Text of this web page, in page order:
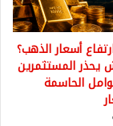
أسعار الذهب؟
يحذر المستثمرين
الحاسمة